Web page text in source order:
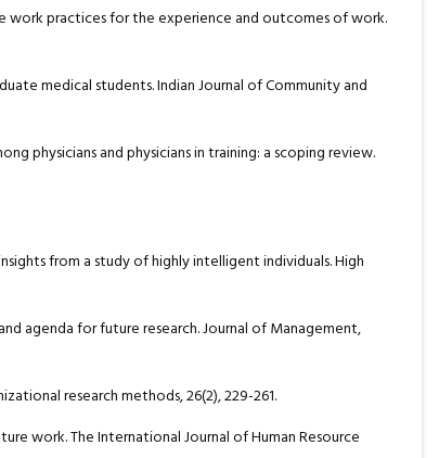
work practices for the experience and outcomes of work.
medical students. Indian Journal of Community and
physicians and physicians in training: a scoping review.
from a study of highly intelligent individuals. High
agenda for future research. Journal of Management,
research methods, 26(2), 229-261.
work. The International Journal of Human Resource